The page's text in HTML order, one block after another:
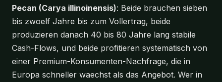
Pecan (Carya illinoinensis): Beide brauchen sieben
bis zwoelf Jahre bis zum Vollertrag, beide
produzieren danach 40 bis 80 Jahre lang stabile
Cash-Flows, und beide profitieren systematisch von
einer Premium-Konsumenten-Nachfrage, die in
Europa schneller waechst als das Angebot. Wer in